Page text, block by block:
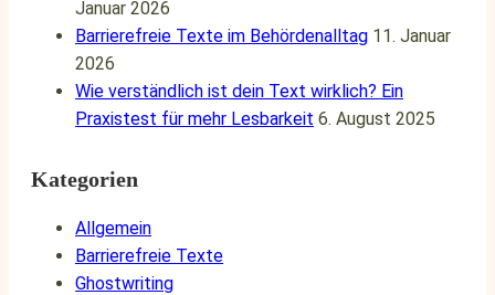
Januar 2026
Barrierefreie Texte im Behördenalltag 11. Januar
2026
Wie verständlich ist dein Text wirklich? Ein
Praxistest für mehr Lesbarkeit 6. August 2025
Kategorien
Allgemein
Barrierefreie Texte
Ghostwriting